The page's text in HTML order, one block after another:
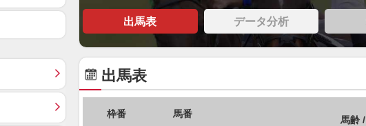
出馬表 データ分析
出馬表
枠番 馬番
馬齢